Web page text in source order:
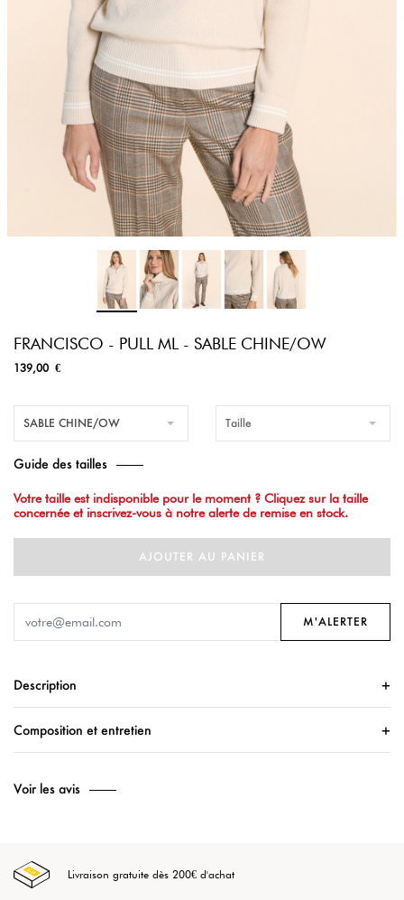
FRANCISCO - PULL ML - SABLE CHINE/OW
139,00 €
SABLE CHINE/OW Taille
Guide des tailles
Votre taille est indisponible pour le moment ? Cliquez sur la taille
concernée et inscrivez-vous à notre alerte de remise en stock.
AJOUTER AU PANIER
M'ALERTER
Description
Composition et entretien
Voir les avis
Livraison gratuite dès 200€ d'achat